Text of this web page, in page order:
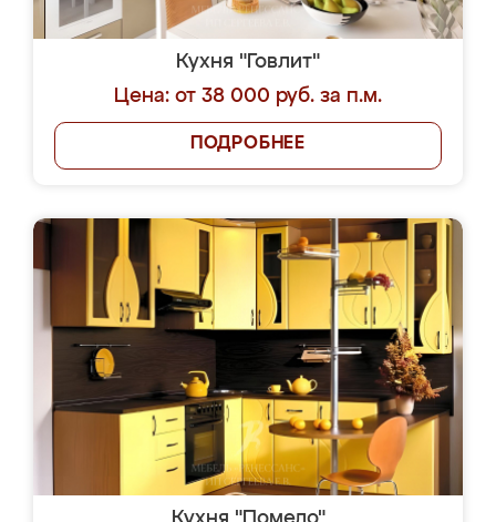
Кухня "Говлит"
Цена: от 38 000 руб. за п.м.
ПОДРОБНЕЕ